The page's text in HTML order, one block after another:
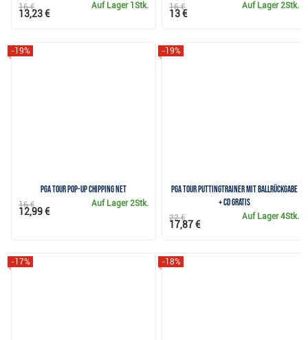
Auf Lager 1Stk.
16 €
13,23 €
Auf Lager2Stk.
16 €
13 €
PGA TOUR Pop-Up Chipping Net
-19%
Auf Lager 2Stk.
16 €
12,99 €
PGA TOUR Puttingtrainer mit Ballrückgabe
+ CD GRATIS
-19%
Auf Lager4Stk.
22 €
17,87 €
-17% -18%